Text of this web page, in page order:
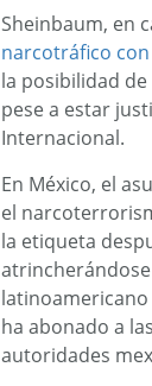
Sheinbaum, en
narcotráfico
la posibilidad
pese a estar
Internacional.
En México, el
el
la etiqueta
latinoamericano
ha abonado a
autoridades